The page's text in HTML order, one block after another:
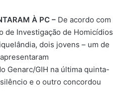
À PC – De acordo com
de Investigação de Homicídios
dois jovens – um de
Genarc/GIH na última quinta-
e o outro concordou